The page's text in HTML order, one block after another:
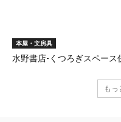
本屋・文房具
水野書店-くつろぎスペー
も